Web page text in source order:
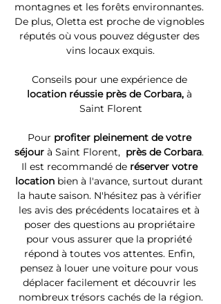
montagnes et les forêts environnantes.
De plus, Oletta est proche de vignobles
réputés où vous pouvez déguster des
vins locaux exquis.
Conseils pour une expérience de
location réussie près de Corbara, à
Saint Florent
Pour profiter pleinement de votre
séjour à Saint Florent, près de Corbara.
Il est recommandé de réserver votre
location bien à l'avance, surtout durant
la haute saison. N'hésitez pas à vérifier
les avis des précédents locataires et à
poser des questions au propriétaire
pour vous assurer que la propriété
répond à toutes vos attentes. Enfin,
pensez à louer une voiture pour vous
déplacer facilement et découvrir les
nombreux trésors cachés de la région.